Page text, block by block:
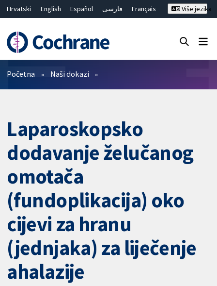
Hrvatski English Español فارسی
Français
繁體中文
简体中文
Više jezika
Prečistači
Početna Naši dokazi
Laparoskopsko
dodavanje želučanog
omotača
(fundoplikacija) oko
cijevi za hranu
(jednjaka) za liječenje
ahalazije